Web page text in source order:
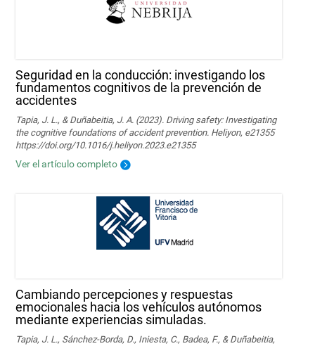
Seguridad en la conducción: investigando los
fundamentos cognitivos de la prevención de
accidentes
Tapia, J. L., & Duñabeitia, J. A. (2023). Driving safety: Investigating
the cognitive foundations of accident prevention. Heliyon, e21355
https://doi.org/10.1016/j.heliyon.2023.e21355
Ver el artículo completo
Cambiando percepciones y respuestas
emocionales hacia los vehículos autónomos
mediante experiencias simuladas.
Tapia, J. L., Sánchez-Borda, D., Iniesta, C., Badea, F., & Duñabeitia,